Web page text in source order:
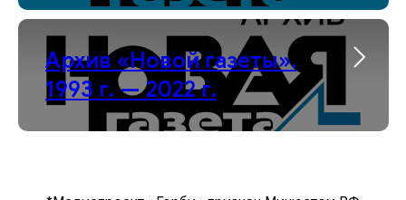
Архив «Новой газеты».
1993 г. — 2022 г.